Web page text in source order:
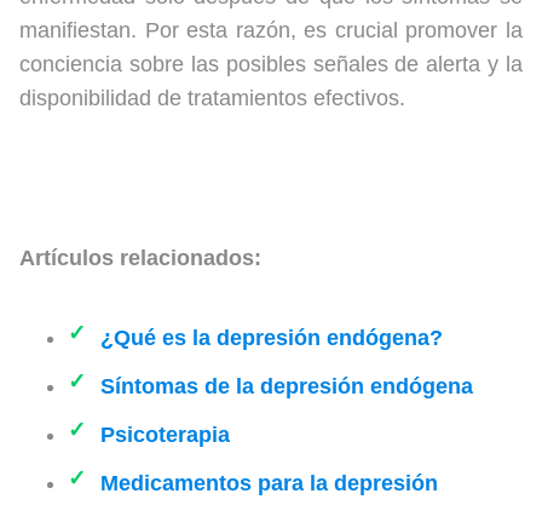
manifiestan. Por esta razón, es crucial promover la
conciencia sobre las posibles señales de alerta y la
disponibilidad de tratamientos efectivos.
Artículos relacionados:
¿Qué es la depresión endógena?
Síntomas de la depresión endógena
Psicoterapia
Medicamentos para la depresión